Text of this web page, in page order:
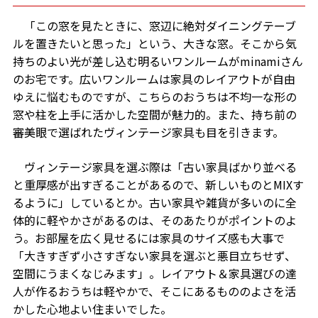
「この窓を見たときに、窓辺に絶対ダイニングテーブ
ルを置きたいと思った」という、大きな窓。そこから気
持ちのよい光が差し込む明るいワンルームがminamiさん
のお宅です。広いワンルームは家具のレイアウトが自由
ゆえに悩むものですが、こちらのおうちは不均一な形の
窓や柱を上手に活かした空間が魅力的。また、持ち前の
審美眼で選ばれたヴィンテージ家具も目を引きます。
ヴィンテージ家具を選ぶ際は「古い家具ばかり並べる
と重厚感が出すぎることがあるので、新しいものとMIXす
るように」しているとか。古い家具や雑貨が多いのに全
体的に軽やかさがあるのは、そのあたりがポイントのよ
う。お部屋を広く見せるには家具のサイズ感も大事で
「大きすぎず小さすぎない家具を選ぶと悪目立ちせず、
空間にうまくなじみます」。レイアウト＆家具選びの達
人が作るおうちは軽やかで、そこにあるもののよさを活
かした心地よい住まいでした。